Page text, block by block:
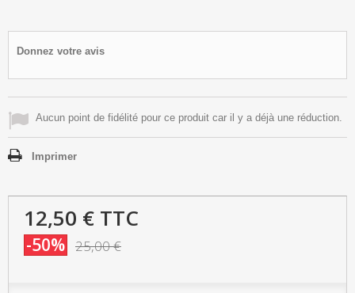
Donnez votre avis
Aucun point de fidélité pour ce produit car il y a déjà une réduction.
Imprimer
12,50 € TTC
-50% 25,00 €